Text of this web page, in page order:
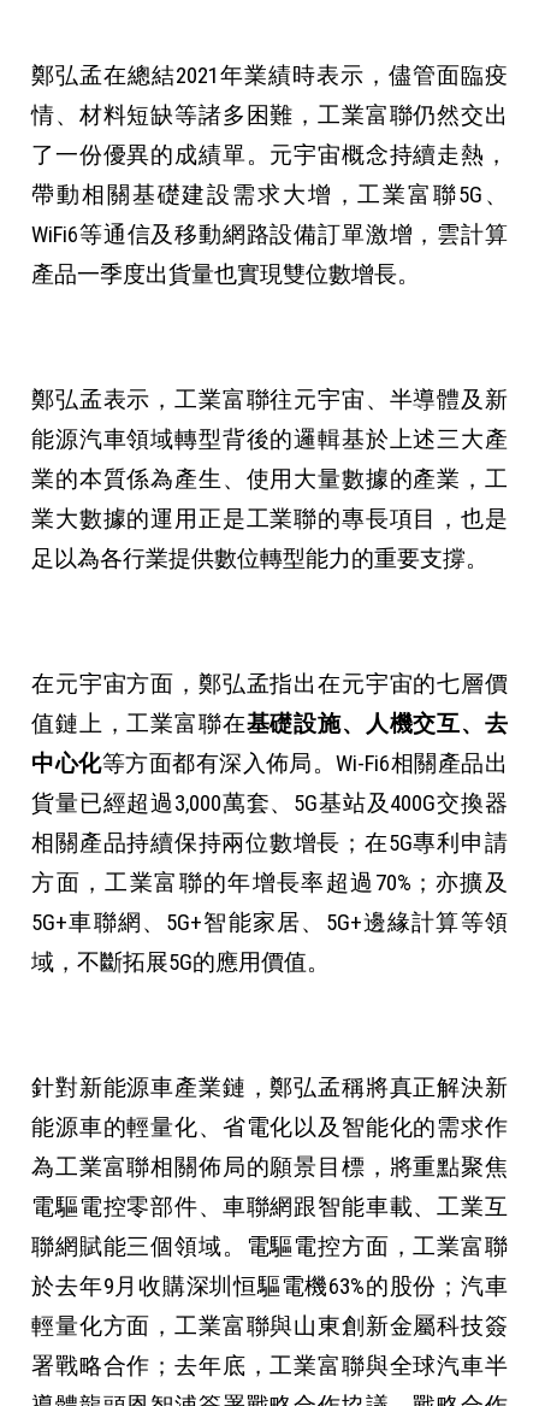
鄭弘孟在總結2021年業績時表示，儘管面臨疫
情、材料短缺等諸多困難，工業富聯仍然交出
了一份優異的成績單。元宇宙概念持續走熱，
帶動相關基礎建設需求大增，工業富聯5G、
WiFi6等通信及移動網路設備訂單激增，雲計算
產品一季度出貨量也實現雙位數增長。
鄭弘孟表示，工業富聯往元宇宙、半導體及新
能源汽車領域轉型背後的邏輯基於上述三大產
業的本質係為產生、使用大量數據的產業，工
業大數據的運用正是工業聯的專長項目，也是
足以為各行業提供數位轉型能力的重要支撐。
在元宇宙方面，鄭弘孟指出在元宇宙的七層價
值鏈上，工業富聯在基礎設施、人機交互、去
中心化等方面都有深入佈局。Wi-Fi6相關產品出
貨量已經超過3,000萬套、5G基站及400G交換器
相關產品持續保持兩位數增長；在5G專利申請
方面，工業富聯的年增長率超過70%；亦擴及
5G+車聯網、5G+智能家居、5G+邊緣計算等領
域，不斷拓展5G的應用價值。
針對新能源車產業鏈，鄭弘孟稱將真正解決新
能源車的輕量化、省電化以及智能化的需求作
為工業富聯相關佈局的願景目標，將重點聚焦
電驅電控零部件、車聯網跟智能車載、工業互
聯網賦能三個領域。電驅電控方面，工業富聯
於去年9月收購深圳恒驅電機63%的股份；汽車
輕量化方面，工業富聯與山東創新金屬科技簽
署戰略合作；去年底，工業富聯與全球汽車半